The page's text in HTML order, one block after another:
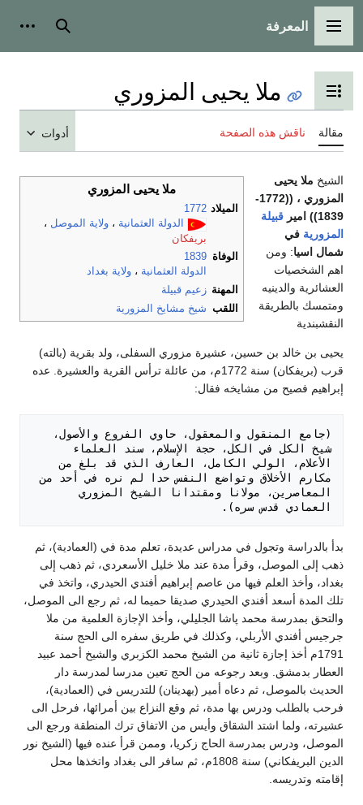
القائمة الرئيسية
المعرفة بحث
تبديل عرض جدول المحتويات
ملا يحيى المزوري
مقالة ناقش هذه الصفحة أدوات
ملا يحيى المزوري
الميلاد 1772
الدولة العثمانية ، ولاية الموصل ،
بريفكان
الوفاة 1839
الدولة العثمانية ، ولاية بغداد
المهنة زعيم قبيلة
اللقب شيخ مشايخ المزورية
الشيخ ملا يحيى
المزوري ، ((1772-
1839)) امير
قبيلة
المزورية في
شمال اسيا: ومن
اهم الشخصيات
العشائرية والدينيه
ومتمسك بالطريقة
النقشبندية
يحيى بن خالد بن حسين، عشيرة مزوري السفلى، ولد بقرية (بالته)
قرب (بريفكان) سنة 1772م، من عائلة ترأس القرية والعشيرة. عده
إبراهيم فصيح من مشايخه فقال:
العمادي قدس سره).
بدأ بالدراسة وتجول في مدراس عديدة، تعلم مدة في (العمادية)، ثم
ذهب إلى الموصل، وقرأ مدة عند ملا خليل الأسعردي، ثم ذهب إلى
بغداد، وأخذ العلم فيها من عاصم إبراهيم أفندي الحيدري، واتخذ في
تلك المدة أسعد أفندي الحيدري صديقا حميما له، ثم رجع الى الموصل،
والتحق بمدرسة محمد پاشا الجليلي، وأخذ الإجازة العلمية من ملا
جرجيس أفندي الأربلي، وكذلك في طريق سفره الى الحج سنة
1791م أخذ إجازة ثانية من الشيخ محمد الكزبري والشيخ أحمد عبيد
العطار بدمشق. وبعد رجوعه من الحج تعين مدرسا لمدرسة دار
الحديث بالموصل، ثم دعاه أمير (بهدينان) للتدريس في (العمادية)،
فرحب بالطلب ودرس بها مدة، ثم وقع النزاع بين أمرائها، فرحل الى
عشيرته، ولما اشتد الشقاق وأيس من الاتفاق ترك المنطقة ورجع الى
الموصل، ودرس بمدرسة الحاج زكريا، وممن قرأ عنده فيها (الشيخ نور
الدين البريفكاني) سنة 1808م، ثم سافر الى بغداد واتخذها محل
إقامته وتدريسه.